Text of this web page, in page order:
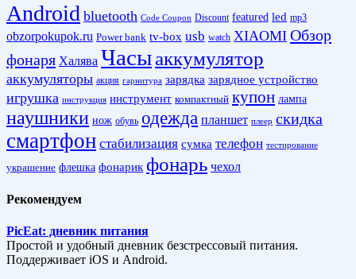
Android bluetooth Code Coupon Discount featured led mp3
obzorpokupok.ru Power bank tv-box usb watch XIAOMI Обзор
фонаря Халява Часыаккумулятор
аккумуляторы акция гарнитура зарядка зарядное устройство
игрушка инструкция инструмент компактный купон лампа
наушники нож обувь одежда планшет плеер скидка
смартфон стабилизация сумка телефон тестирование
украшение флешка фонарик фонарь чехол
Рекомендуем
PicEat: дневник питания
Простой и удобный дневник безстрессовый питания.
Поддерживает iOS и Android.